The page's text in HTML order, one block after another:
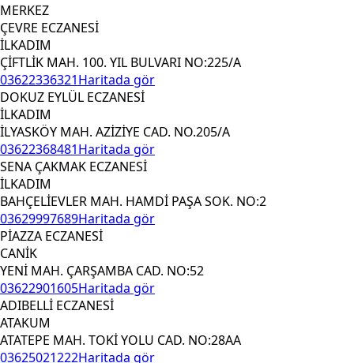
MERKEZ
ÇEVRE ECZANESİ
İLKADIM
ÇİFTLİK MAH. 100. YIL BULVARI NO:225/A
03622336321Haritada gör
DOKUZ EYLÜL ECZANESİ
İLKADIM
İLYASKÖY MAH. AZİZİYE CAD. NO.205/A
03622368481Haritada gör
SENA ÇAKMAK ECZANESİ
İLKADIM
BAHÇELİEVLER MAH. HAMDİ PAŞA SOK. NO:2
03629997689Haritada gör
PİAZZA ECZANESİ
CANİK
YENİ MAH. ÇARŞAMBA CAD. NO:52
03622901605Haritada gör
ADIBELLİ ECZANESİ
ATAKUM
ATATEPE MAH. TOKİ YOLU CAD. NO:28AA
03625021222Haritada gör